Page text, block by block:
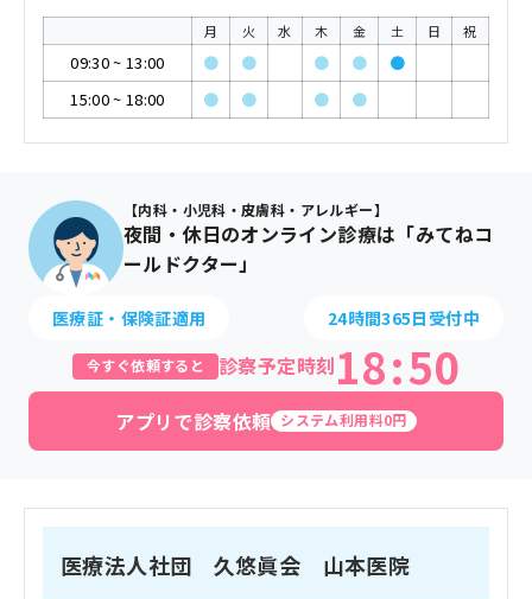
月 火 水 木 金 土 日 祝
09:30~ 13:00 ● ● ● ●
●
15:00~ 18:00 ● ● ● ●
【内科・小児科・皮膚科・アレルギー】
夜間・休日のオンライン診療は「みてねコ
ールドクター」
医療証・保険証適用 24時間365日受付中
今すぐ依頼すると 診察予定時刻18:50
アプリで診察依頼 システム利用料0円
医療法人社団 久悠眞会 山本医院